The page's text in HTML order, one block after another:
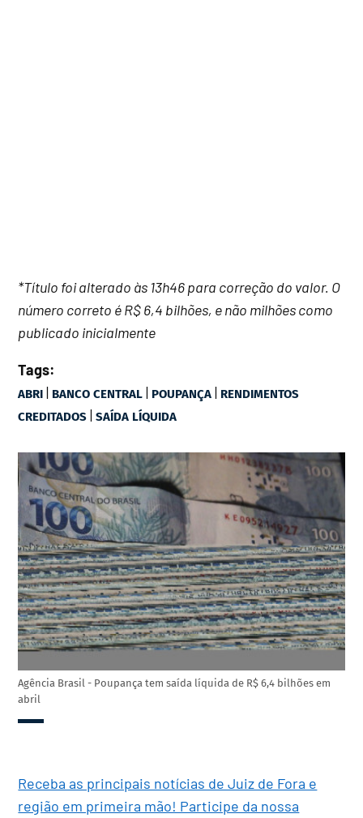
*Título foi alterado às 13h46 para correção do valor. O
número correto é R$ 6,4 bilhões, e não milhões como
publicado inicialmente
Tags:
ABRI | BANCO CENTRAL | POUPANÇA | RENDIMENTOS
CREDITADOS |SAÍDA LÍQUIDA
Agência Brasil - Poupança tem saída líquida de R$ 6,4 bilhões em
abril
Receba as principais notícias de Juiz de Fora e
região em primeira mão! Participe da nossa